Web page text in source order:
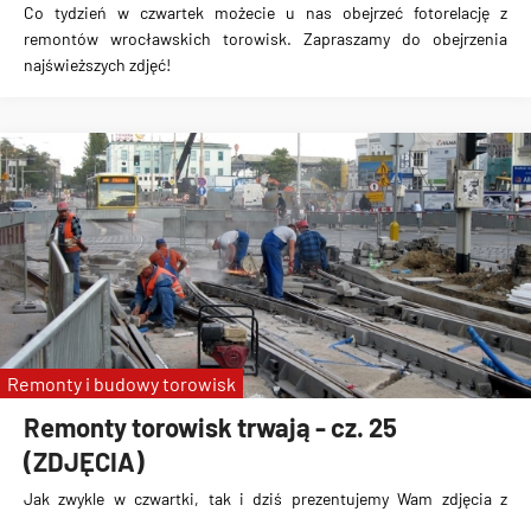
Co tydzień w czwartek możecie u nas obejrzeć fotorelację z
remontów wrocławskich torowisk. Zapraszamy do obejrzenia
najświeższych zdjęć!
Remonty torowisk trwają - cz. 25
(ZDJĘCIA)
Jak zwykle w czwartki, tak i dziś prezentujemy Wam zdjęcia z
Remonty i budowy torowisk